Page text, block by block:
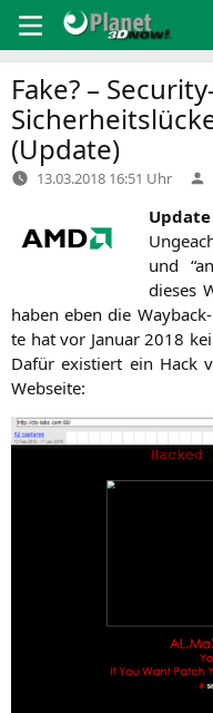
Inhalt
springen
Fake? –
(Update)
13.03.2018 16:51 Uhr
und
die­ses
haben eben die
te hat vor Janu­ar 2018
Dafür exis­tiert ein Hack
Webseite: